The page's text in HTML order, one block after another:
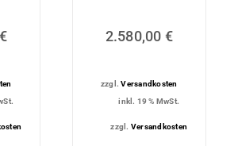
€ 2.580,00 €
zzgl.Versandkosten
inkl. 19 % MwSt.
zzgl. Versandkosten